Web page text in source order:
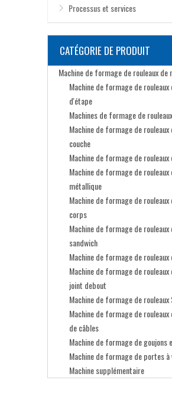
Processus et services
CATÉGORIE DE PRODUIT
Machine de formage de rouleaux de
Machine de formage de rouleaux
d'étape
Machines de formage de
Machine de formage de rouleaux
couche
Machine de formage de rouleaux
Machine de formage de rouleaux
métallique
Machine de formage de
corps
Machine de formage de rouleaux
sandwich
Machine de formage de
Machine de formage de rouleaux
joint debout
Machine de formage de rouleaux
Machine de formage de rouleaux
de câbles
Machine de formage de goujons
Machine de formage de portes
Machine supplémentaire